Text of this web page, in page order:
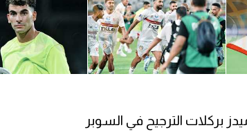
بركلات الترجيح في السوبر